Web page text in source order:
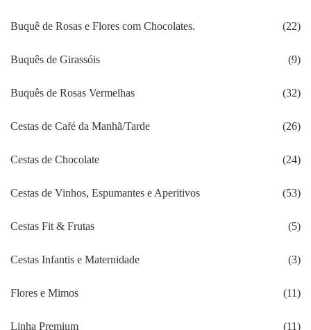
Buquê de Rosas e Flores com Chocolates. (22)
Buquês de Girassóis (9)
Buquês de Rosas Vermelhas (32)
Cestas de Café da Manhã/Tarde (26)
Cestas de Chocolate (24)
Cestas de Vinhos, Espumantes e Aperitivos (53)
Cestas Fit & Frutas (5)
Cestas Infantis e Maternidade (3)
Flores e Mimos (11)
Linha Premium (11)